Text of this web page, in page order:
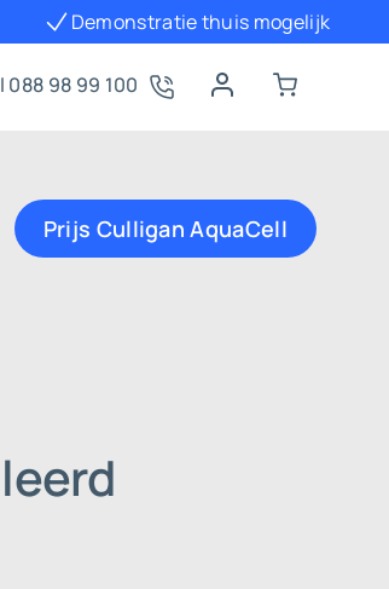
Demonstratie thuis mogelijk
088 98 99 100
Prijs Culligan AquaCell